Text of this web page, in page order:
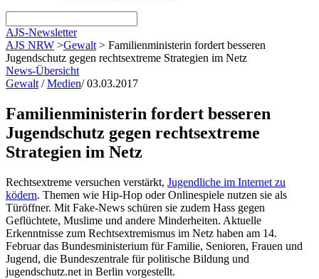
AJS-Newsletter
AJS NRW >Gewalt > Familienministerin fordert besseren
Jugendschutz gegen rechtsextreme Strategien im Netz
News-Übersicht
Gewalt /Medien/03.03.2017
Familienministerin fordert besseren
Jugendschutz gegen rechtsextreme
Strategien im Netz
Rechtsextreme versuchen verstärkt, Jugendliche im Internet zu
ködern. Themen wie Hip-Hop oder Onlinespiele nutzen sie als
Türöffner. Mit Fake-News schüren sie zudem Hass gegen
Geflüchtete, Muslime und andere Minderheiten. Aktuelle
Erkenntnisse zum Rechtsextremismus im Netz haben am 14.
Februar das Bundesministerium für Familie, Senioren, Frauen und
Jugend, die Bundeszentrale für politische Bildung und
jugendschutz.net in Berlin vorgestellt.